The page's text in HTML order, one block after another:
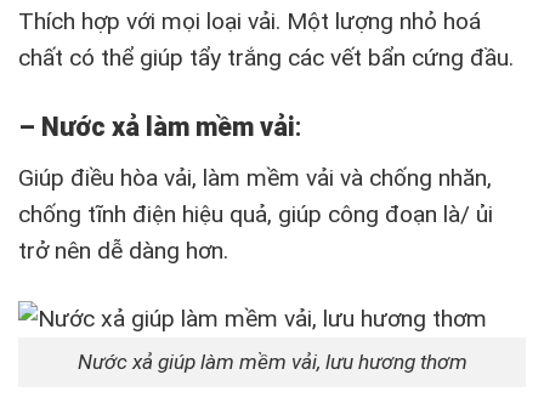
Thích hợp với mọi loại vải. Một lượng nhỏ hoá
chất có thể giúp tẩy trắng các vết bẩn cứng đầu.
– Nước xả làm mềm vải:
Giúp điều hòa vải, làm mềm vải và chống nhăn,
chống tĩnh điện hiệu quả, giúp công đoạn là/ ủi
trở nên dễ dàng hơn.
Nước xả giúp làm mềm vải, lưu hương thơm